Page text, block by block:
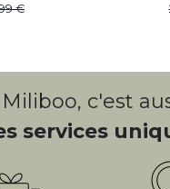
Miliboo, c'est
services